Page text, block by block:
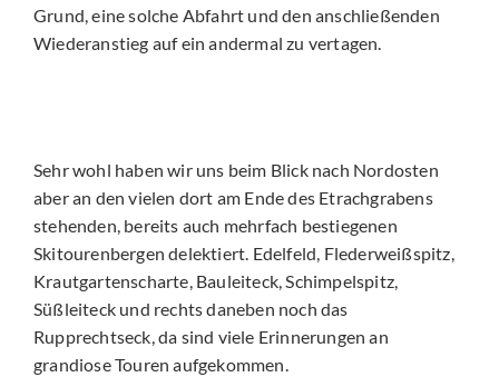
Grund, eine solche Abfahrt und den anschließenden
Wiederanstieg auf ein andermal zu vertagen.
Sehr wohl haben wir uns beim Blick nach Nordosten
aber an den vielen dort am Ende des Etrachgrabens
stehenden, bereits auch mehrfach bestiegenen
Skitourenbergen delektiert. Edelfeld, Flederweißspitz,
Krautgartenscharte, Bauleiteck, Schimpelspitz,
Süßleiteck und rechts daneben noch das
Rupprechtseck, da sind viele Erinnerungen an
grandiose Touren aufgekommen.